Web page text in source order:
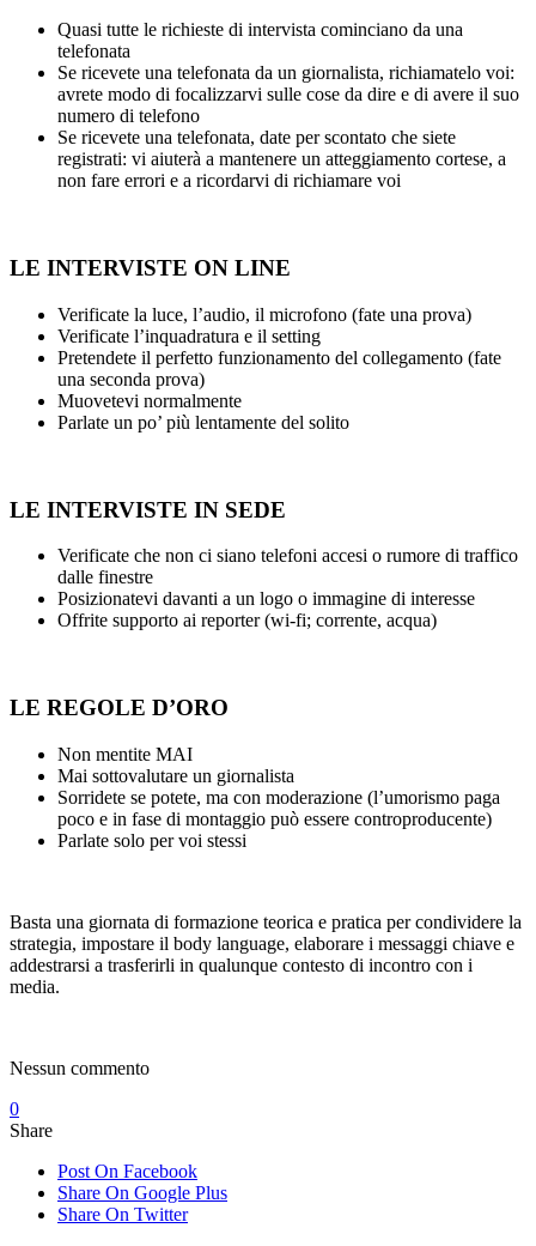
Quasi tutte le richieste di intervista cominciano da una
telefonata
Se ricevete una telefonata da un giornalista, richiamatelo voi:
avrete modo di focalizzarvi sulle cose da dire e di avere il suo
numero di telefono
Se ricevete una telefonata, date per scontato che siete
registrati: vi aiuterà a mantenere un atteggiamento cortese, a
non fare errori e a ricordarvi di richiamare voi
LE INTERVISTE ON LINE
Verificate la luce, l’audio, il microfono (fate una prova)
Verificate l’inquadratura e il setting
Pretendete il perfetto funzionamento del collegamento (fate
una seconda prova)
Muovetevi normalmente
Parlate un po’ più lentamente del solito
LE INTERVISTE IN SEDE
Verificate che non ci siano telefoni accesi o rumore di traffico
dalle finestre
Posizionatevi davanti a un logo o immagine di interesse
Offrite supporto ai reporter (wi-fi; corrente, acqua)
LE REGOLE D’ORO
Non mentite MAI
Mai sottovalutare un giornalista
Sorridete se potete, ma con moderazione (l’umorismo paga
poco e in fase di montaggio può essere controproducente)
Parlate solo per voi stessi
Basta una giornata di formazione teorica e pratica per condividere la
strategia, impostare il body language, elaborare i messaggi chiave e
addestrarsi a trasferirli in qualunque contesto di incontro con i
media.
Nessun commento
0
Share
Post On Facebook
Share On Google Plus
Share On Twitter